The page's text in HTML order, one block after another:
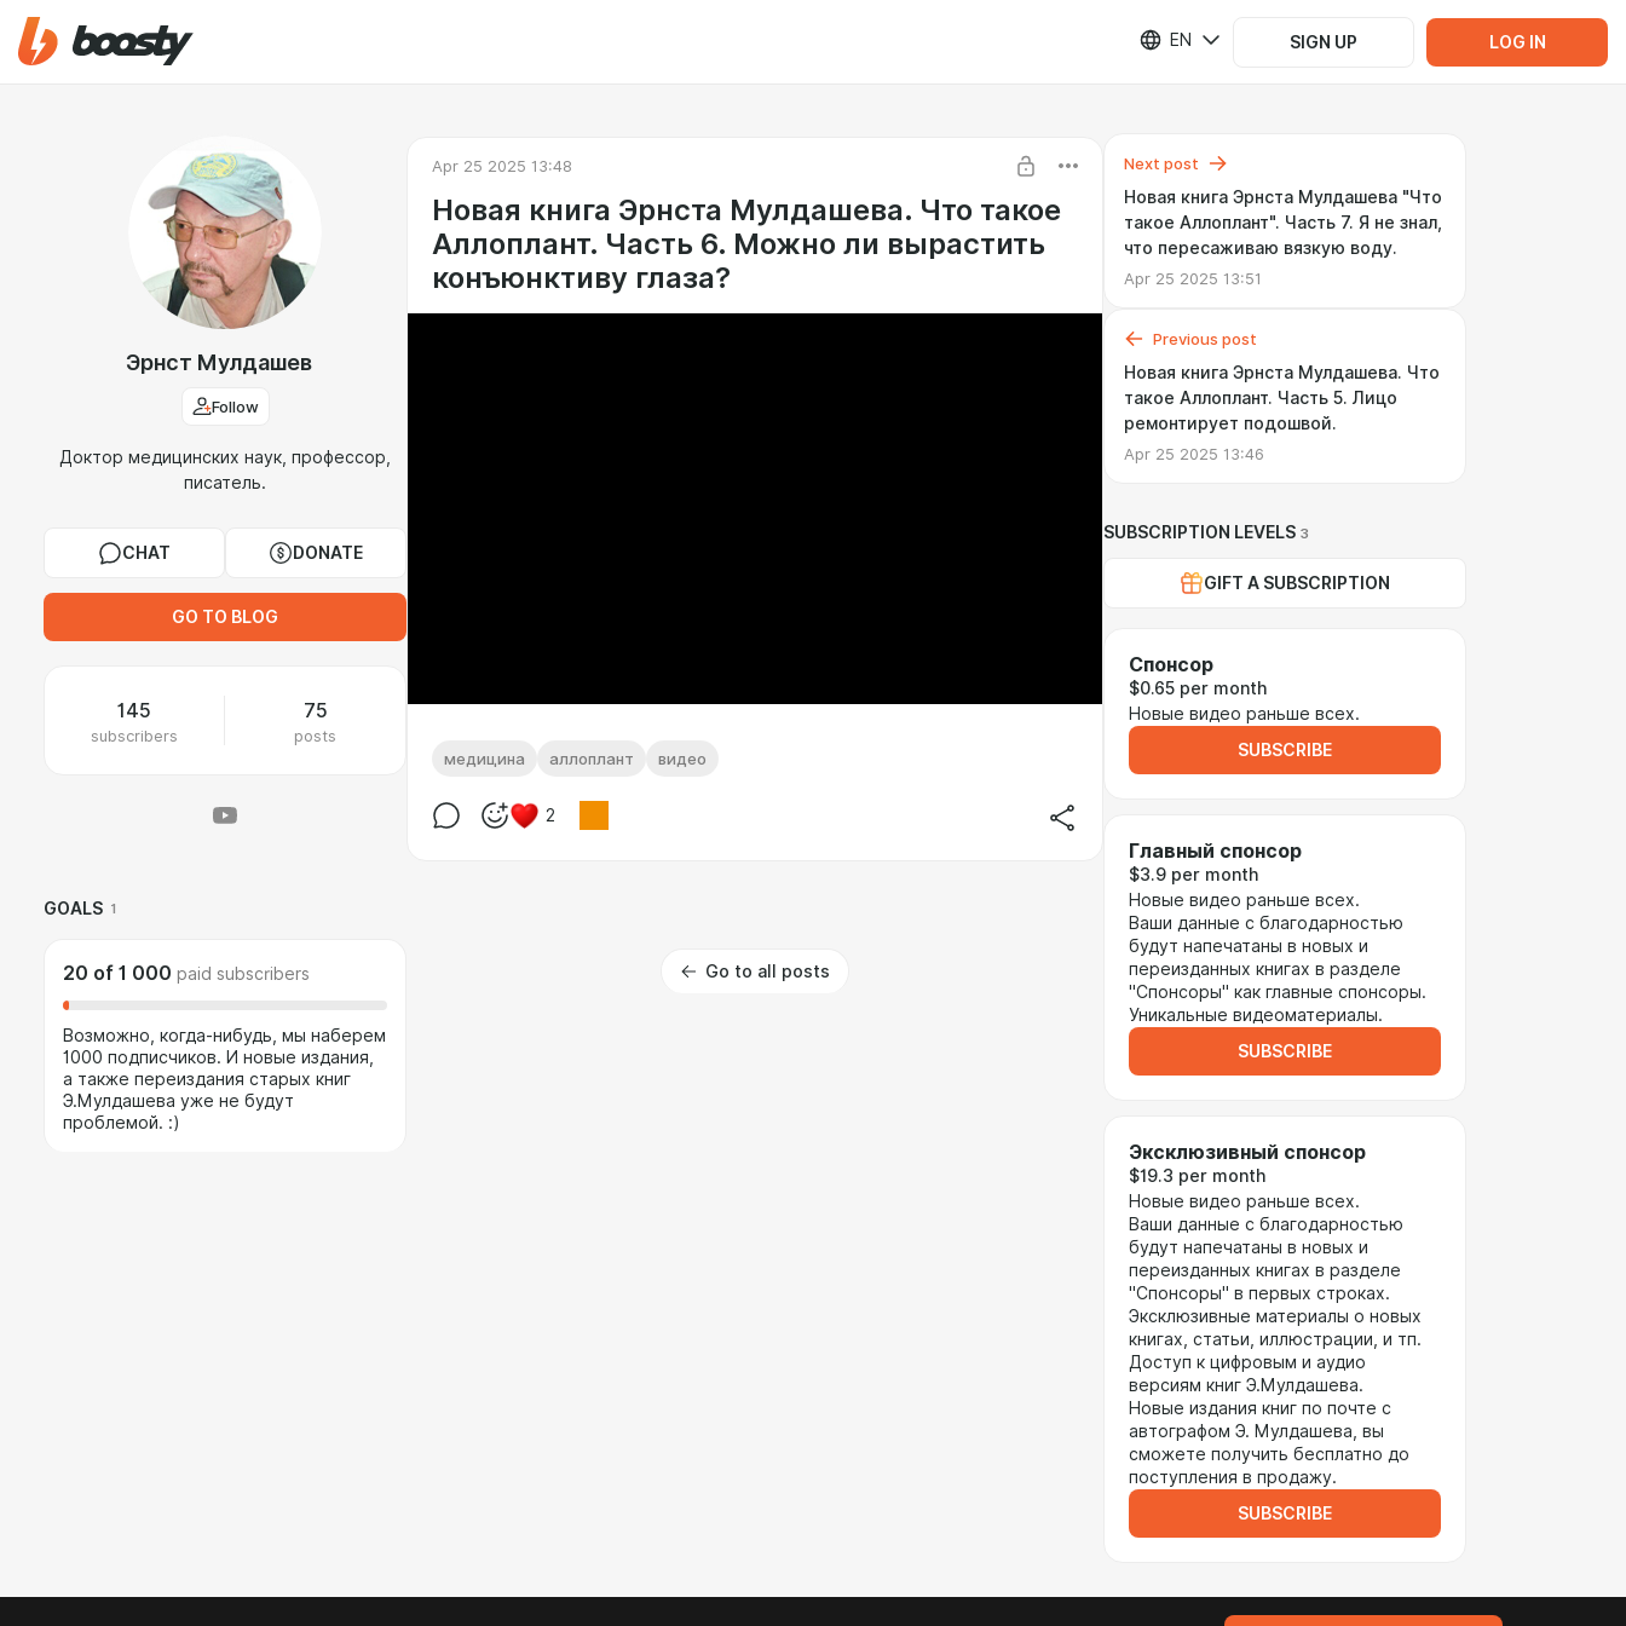
EN SIGN UP LOG IN
Эрнст Мулдашев
Follow
Доктор медицинских наук, профессор,
писатель.
CHAT DONATE
GO TO BLOG
145
subscribers
75
posts
GOALS 1
20 of 1 000 paid subscribers
Возможно, когда-нибудь, мы наберем
1000 подписчиков. И новые издания,
а также переиздания старых книг
Э.Мулдашева уже не будут
проблемой. :)
Apr 25 2025 13:48
Новая книга Эрнста Мулдашева. Что такое
Аллоплант. Часть 6. Можно ли вырастить
конъюнктиву глаза?
медицина аллоплант видео
2
Go to all posts
Next post
Новая книга Эрнста Мулдашева "Что
такое Аллоплант". Часть 7. Я не знал,
что пересаживаю вязкую воду.
Apr 25 2025 13:51
Previous post
Новая книга Эрнста Мулдашева. Что
такое Аллоплант. Часть 5. Лицо
ремонтирует подошвой.
Apr 25 2025 13:46
SUBSCRIPTION LEVELS 3
GIFT A SUBSCRIPTION
Спонсор
$0.65 per month
Новые видео раньше всех.
SUBSCRIBE
Главный спонсор
$3.9 per month
Новые видео раньше всех.
Ваши данные с благодарностью
будут напечатаны в новых и
переизданных книгах в разделе
"Спонсоры" как главные спонсоры.
Уникальные видеоматериалы.
SUBSCRIBE
Эксклюзивный спонсор
$19.3 per month
Новые видео раньше всех.
Ваши данные с благодарностью
будут напечатаны в новых и
переизданных книгах в разделе
"Спонсоры" в первых строках.
Эксклюзивные материалы о новых
книгах, статьи, иллюстрации, и тп.
Доступ к цифровым и аудио
версиям книг Э.Мулдашева.
Новые издания книг по почте с
автографом Э. Мулдашева, вы
сможете получить бесплатно до
поступления в продажу.
SUBSCRIBE